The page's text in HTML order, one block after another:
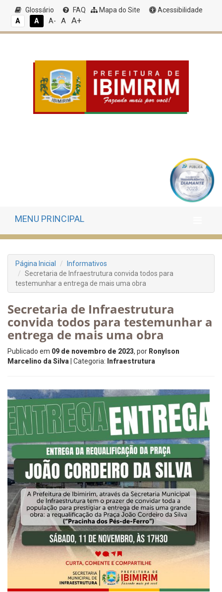
Glossário FAQ Mapa do Site
Acessibilidade
A
A A- A A+
MENU PRINCIPAL
Página Inicial
Informativos
Secretaria de Infraestrutura convida todos para
testemunhar a entrega de mais uma obra
Secretaria de Infraestrutura
convida todos para testemunhar a
entrega de mais uma obra
Publicado em 09 de novembro de 2023, por Ronylson
Marcelino da Silva | Categoria: Infraestrutura